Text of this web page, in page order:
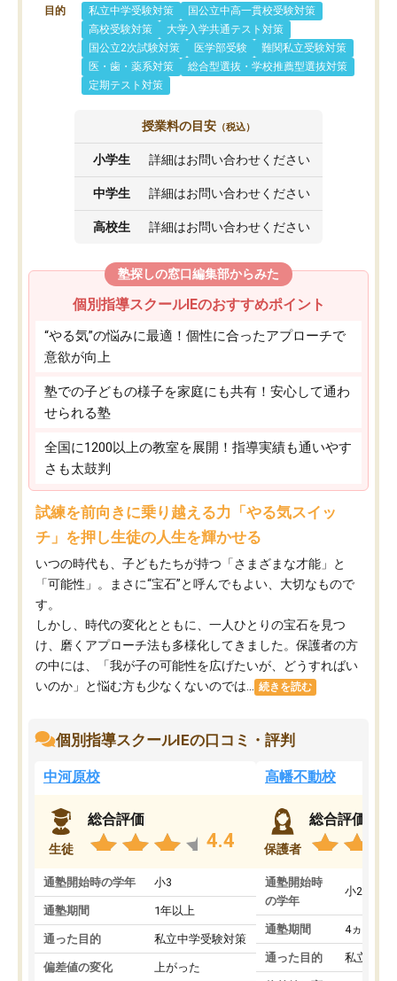
目的 私立中学受験対策
国公立中高一貫校受験対策
高校受験対策
大学入学共通テスト対策
国公立2次試験対策
医学部受験
難関私立受験対策
医・歯・薬系対策
総合型選抜・学校推薦型選抜対策
定期テスト対策
授業料の目安 （税込）
小学生 詳細はお問い合わせください
中学生 詳細はお問い合わせください
高校生 詳細はお問い合わせください
塾探しの窓口編集部からみた
個別指導スクールIEのおすすめポイント
“やる気”の悩みに最適！個性に合ったアプローチで
意欲が向上
塾での子どもの様子を家庭にも共有！安心して通わ
せられる塾
全国に1200以上の教室を展開！指導実績も通いやす
さも太鼓判
試練を前向きに乗り越える力「やる気スイッ
チ」を押し生徒の人生を輝かせる
いつの時代も、子どもたちが持つ「さまざまな才能」と
「可能性」。まさに“宝石”と呼んでもよい、大切なもので
す。
しかし、時代の変化とともに、一人ひとりの宝石を見つ
け、磨くアプローチ法も多様化してきました。保護者の方
の中には、「我が子の可能性を広げたいが、どうすればい
いのか」と悩む方も少なくないのでは...
続きを読む
個別指導スクールIEの口コミ・評判
中河原校
生徒
総合評価
4.4
通塾開始時の学年 小3
通塾期間 1年以上
通った目的 私立中学受験対策
偏差値の変化 上がった
高幡不動校
保護者
総合評価
通塾開始時
の学年
小2
通塾期間 4ヵ月～1
通った目的 私立中学